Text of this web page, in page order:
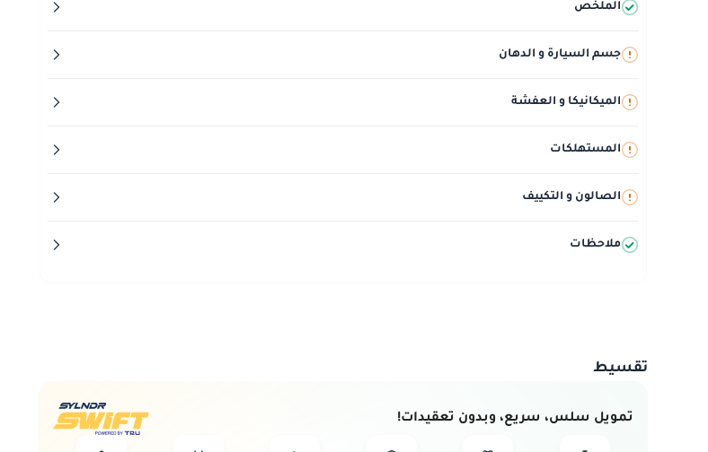
الملخص
جسم السيارة و الدهان
الميكانيكا و العفشة
المستهلكات
الصالون و التكييف
ملاحظات
تقسيط
تمويل سلس، سريع، وبدون تعقيدات!